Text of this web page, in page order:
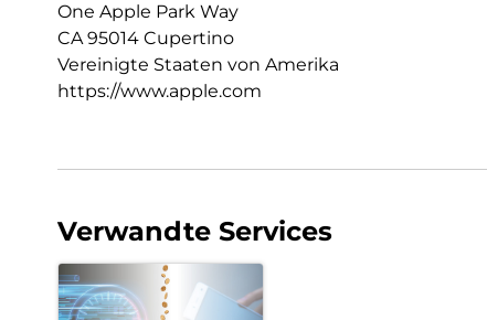
One Apple Park Way
CA 95014 Cupertino
Vereinigte Staaten von Amerika
https://www.apple.com
Verwandte Services